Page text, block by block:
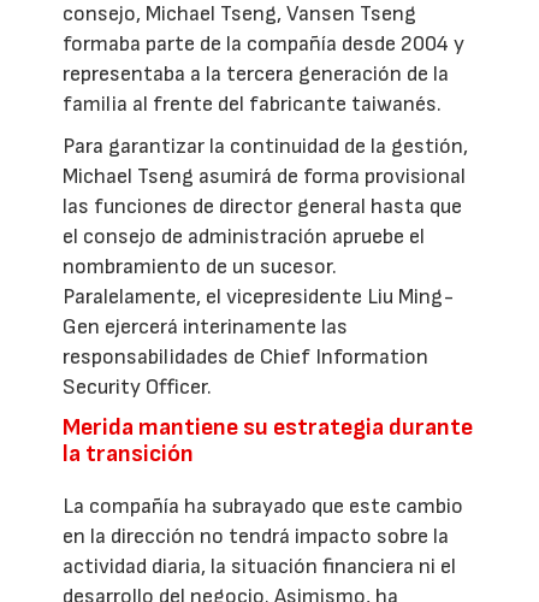
consejo, Michael Tseng, Vansen Tseng
formaba parte de la compañía desde 2004 y
representaba a la tercera generación de la
familia al frente del fabricante taiwanés.
Para garantizar la continuidad de la gestión,
Michael Tseng asumirá de forma provisional
las funciones de director general hasta que
el consejo de administración apruebe el
nombramiento de un sucesor.
Paralelamente, el vicepresidente Liu Ming-
Gen ejercerá interinamente las
responsabilidades de Chief Information
Security Officer.
Merida mantiene su estrategia durante
la transición
La compañía ha subrayado que este cambio
en la dirección no tendrá impacto sobre la
actividad diaria, la situación financiera ni el
desarrollo del negocio. Asimismo, ha